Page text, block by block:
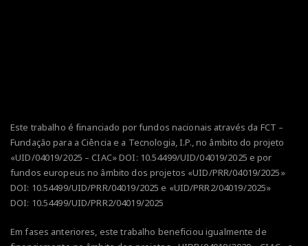
Este trabalho é financiado por fundos nacionais através da FCT –
Fundação para a Ciência e a Tecnologia, I.P., no âmbito do projeto
«UID/04019/2025 – CIAC» DOI: 10.54499/UID/04019/2025 e por
fundos europeus no âmbito dos projetos «UID/PRR/04019/2025»
DOI: 10.54499/UID/PRR/04019/2025 e «UID/PRR2/04019/2025»
DOI: 10.54499/UID/PRR2/04019/2025
Em fases anteriores, este trabalho beneficiou igualmente de